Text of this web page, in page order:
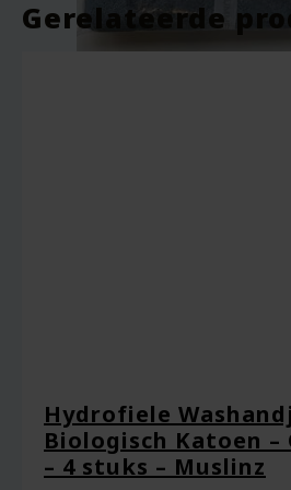
E-mail*
Gerelateerde
Hydrofiele
Biologisch Katoen –
– 4 stuks – Muslinz